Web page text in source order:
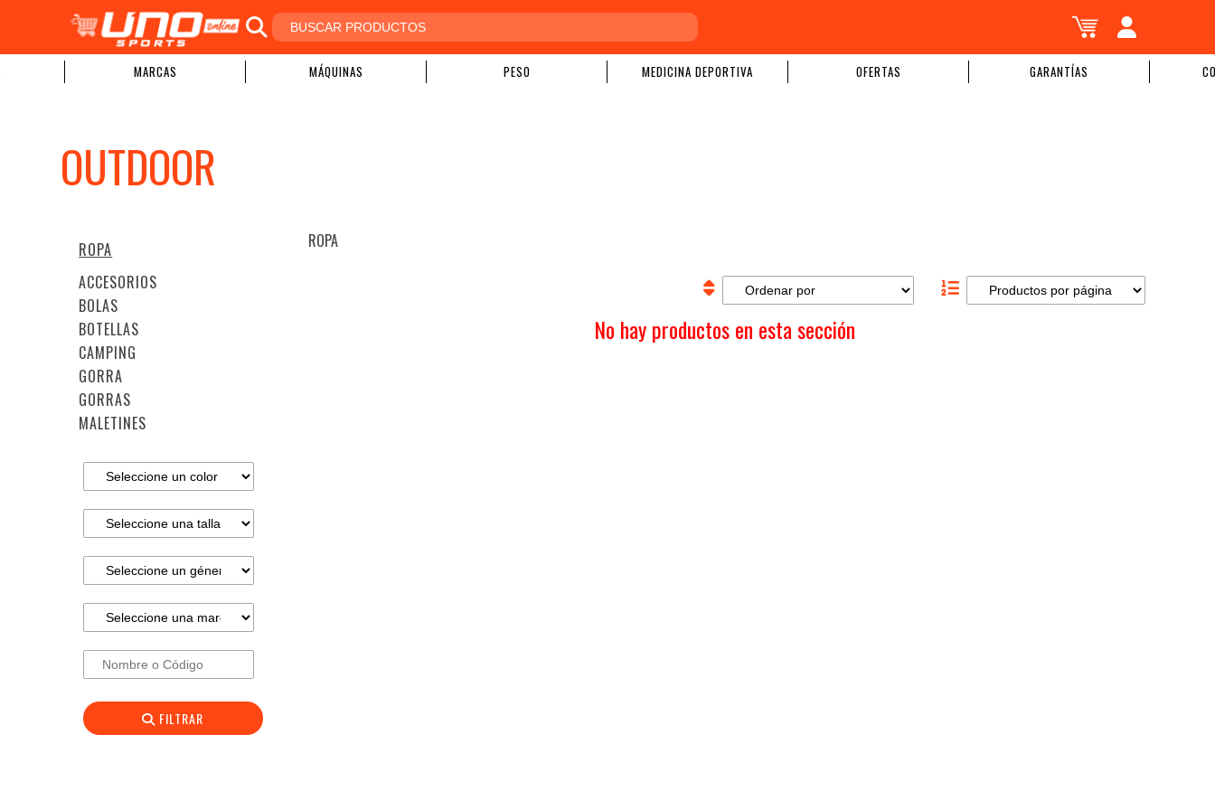
MARCAS MÁQUINAS PESO MEDICINA DEPORTIVA OFERTAS GARANTÍAS
OUTDOOR
ROPA
ACCESORIOS
BOLAS
BOTELLAS
CAMPING
GORRA
GORRAS
MALETINES
FILTRAR
ROPA
No hay productos en esta sección